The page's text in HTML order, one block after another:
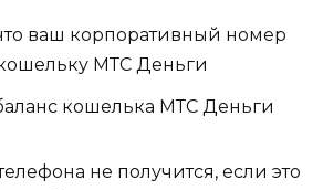
ваш корпоративный номер
МТС Деньги
кошелька МТС Деньги
не получится, если это